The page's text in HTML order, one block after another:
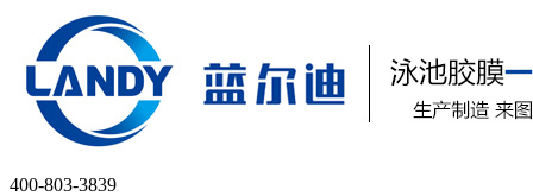
400-803-3839